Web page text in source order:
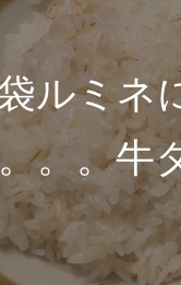
ルミネ
。。牛